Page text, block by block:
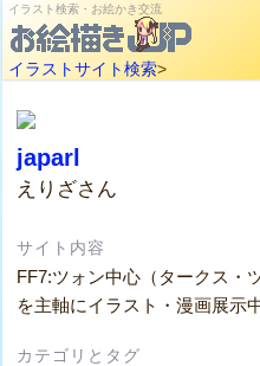
イラスト検索・お絵かき交流
イラストサイト検索>
japarl
えりざさん
サイト内容
FF7:ツォン中心（タークス・
を主軸にイラスト・漫画展示
カテゴリとタグ